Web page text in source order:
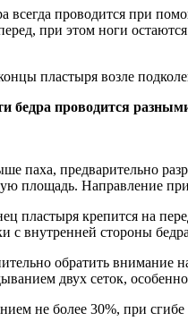
всегда проводится при
при этом ноги
пластыря возле
бедра проводится
паха, предварительно
площадь. Направление при
пластыря крепится на
внутренней стороны
обратить внимание
двух сеток,
не более 30%, при